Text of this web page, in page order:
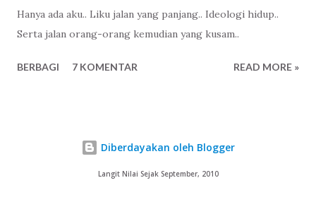
Hanya ada aku.. Liku jalan yang panjang.. Ideologi hidup..
Serta jalan orang-orang kemudian yang kusam..
BERBAGI 7 KOMENTAR READ MORE »
Diberdayakan oleh Blogger
Langit Nilai Sejak September, 2010